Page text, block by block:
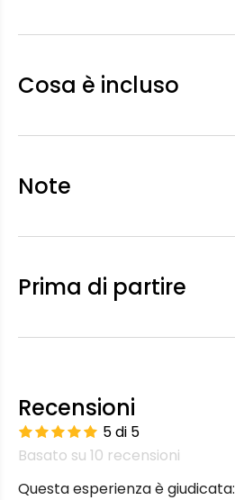
Cosa è incluso
Note
Prima di partire
Recensioni
5 di 5
Basato su 10 recensioni
Questa esperienza è giudicata: